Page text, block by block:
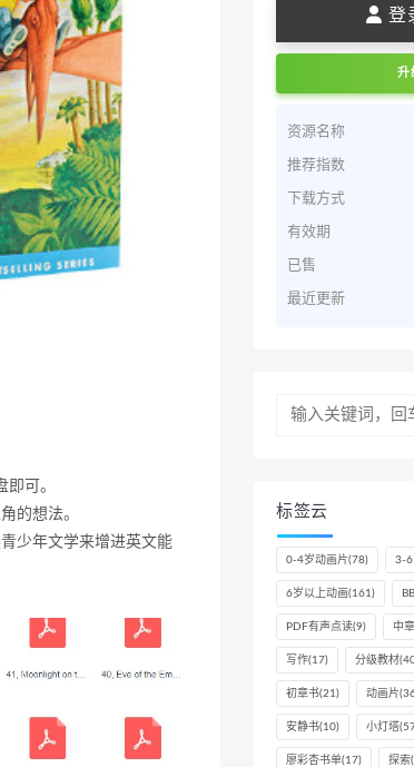
可。
的想法。
少年文学来增进英文能
登
升
资源名称
推荐指数
下载方式
有效期
已售
最近更新
标签云
0-4岁动画片(78) 3-6
6岁以上动画(161)
PDF有声点读(9) 中
写作(17) 分级教材
初章书(21) 动画片
安静书(10) 小灯塔
廖彩杏书单(17) 探索